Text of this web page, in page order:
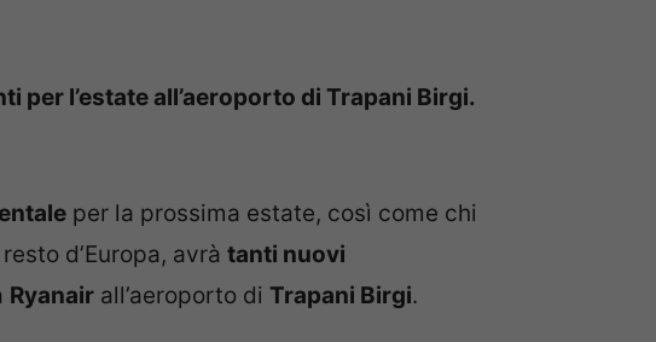
per l’estate all’aeroporto di Trapani Birgi.
per la prossima estate, così come chi
d’Europa, avrà tanti nuovi
Ryanair all’aeroporto di Trapani Birgi.